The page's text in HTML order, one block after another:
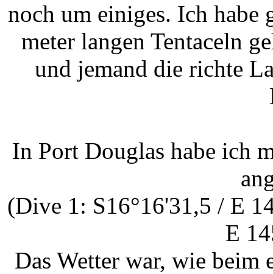
noch um einiges. Ich habe
meter langen Tentaceln
und jemand die richte
In Port Douglas habe ich
(Dive 1: S16°16'31,5 / E
E
Das Wetter war, wie beim